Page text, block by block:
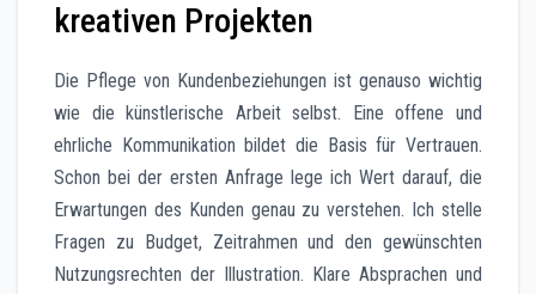
kreativen Projekten
Die Pflege von Kundenbeziehungen ist genauso wichtig
wie die künstlerische Arbeit selbst. Eine offene und
ehrliche Kommunikation bildet die Basis für Vertrauen.
Schon bei der ersten Anfrage lege ich Wert darauf, die
Erwartungen des Kunden genau zu verstehen. Ich stelle
Fragen zu Budget, Zeitrahmen und den gewünschten
Nutzungsrechten der Illustration. Klare Absprachen und